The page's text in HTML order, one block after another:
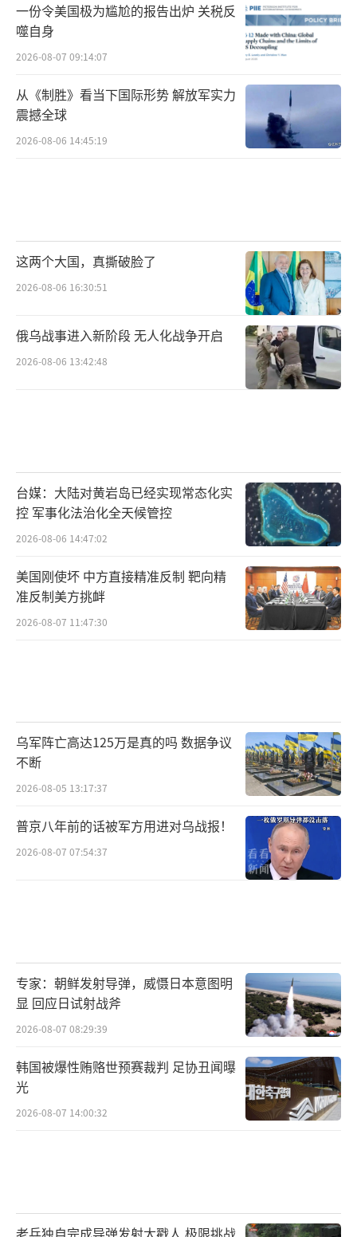
一份令美国极为尴尬的报告出炉 关税反
噬自身
2026-08-07 09:14:07
从《制胜》看当下国际形势 解放军实力
震撼全球
2026-08-06 14:45:19
这两个大国，真撕破脸了
2026-08-06 16:30:51
俄乌战事进入新阶段 无人化战争开启
2026-08-06 13:42:48
台媒：大陆对黄岩岛已经实现常态化实
控 军事化法治化全天候管控
2026-08-06 14:47:02
美国刚使坏 中方直接精准反制 靶向精
准反制美方挑衅
2026-08-07 11:47:30
乌军阵亡高达125万是真的吗 数据争议
不断
2026-08-05 13:17:37
普京八年前的话被军方用进对乌战报！
2026-08-07 07:54:37
专家：朝鲜发射导弹，威慑日本意图明
显 回应日试射战斧
2026-08-07 08:29:39
韩国被爆性贿赂世预赛裁判 足协丑闻曝
光
2026-08-07 14:00:32
老兵独自完成导弹发射太戳人 极限挑战